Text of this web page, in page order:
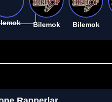
Bilemok Bilemok